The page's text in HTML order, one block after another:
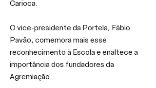
Carioca.
O vice-presidente da Portela, Fábio
Pavão, comemora mais esse
reconhecimento à Escola e enaltece a
importância dos fundadores da
Agremiação.